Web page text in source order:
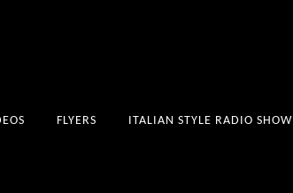
FLYERS ITALIAN STYLE RADIO SHOW